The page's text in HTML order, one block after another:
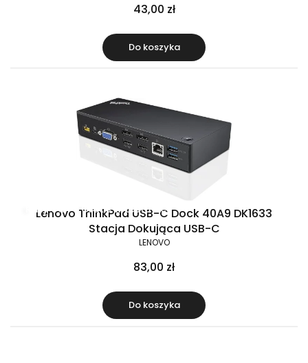
43,00 zł
Do koszyka
Raty 0% Gratis w zestawie
Lenovo ThinkPad USB-C Dock 40A9 DK1633
Stacja Dokująca USB-C
LENOVO
83,00 zł
Do koszyka